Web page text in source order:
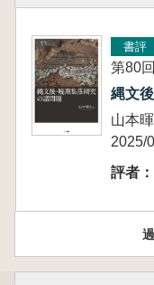
書評
第80
縄文
山本
2025/
評者